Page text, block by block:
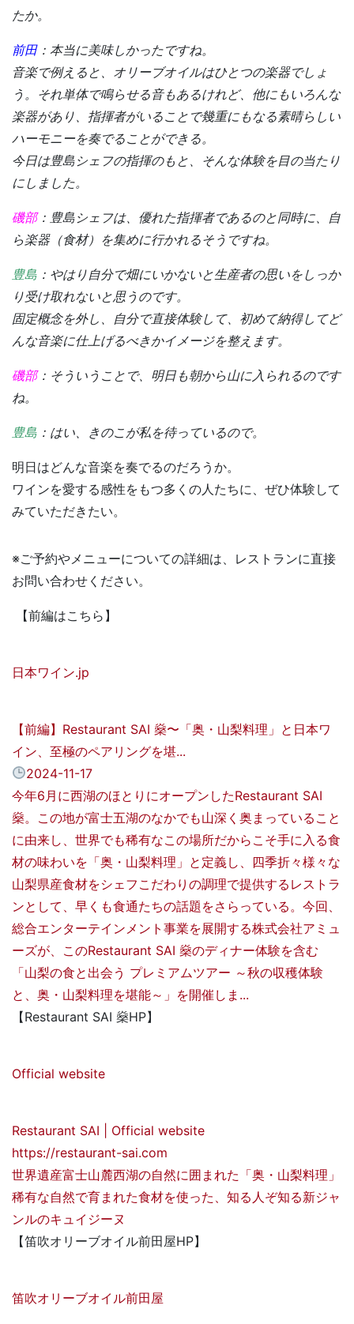
たか。
前田：本当に美味しかったですね。
音楽で例えると、オリーブオイルはひとつの楽器でしょ
う。それ単体で鳴らせる音もあるけれど、他にもいろんな
楽器があり、指揮者がいることで幾重にもなる素晴らしい
ハーモニーを奏でることができる。
今日は豊島シェフの指揮のもと、そんな体験を目の当たり
にしました。
磯部：豊島シェフは、優れた指揮者であるのと同時に、自
ら楽器（食材）を集めに行かれるそうですね。
豊島 ：やはり自分で畑にいかないと生産者の思いをしっか
り受け取れないと思うのです。
固定概念を外し、自分で直接体験して、初めて納得してど
んな音楽に仕上げるべきかイメージを整えます。
磯部：そういうことで、明日も朝から山に入られるのです
ね。
豊島 ：はい、きのこが私を待っているので。
明日はどんな音楽を奏でるのだろうか。
ワインを愛する感性をもつ多くの人たちに、ぜひ体験して
みていただきたい。
※ご予約やメニューについての詳細は、レストランに直接
お問い合わせください。
【前編はこちら】
日本ワイン.jp
【前編】Restaurant SAI 燊〜「奥・山梨料理」と日本ワ
イン、至極のペアリングを堪...
2024-11-17
今年6月に西湖のほとりにオープンしたRestaurant SAI
燊。この地が富士五湖のなかでも山深く奥まっていること
に由来し、世界でも稀有なこの場所だからこそ手に入る食
材の味わいを「奥・山梨料理」と定義し、四季折々様々な
山梨県産食材をシェフこだわりの調理で提供するレストラ
ンとして、早くも食通たちの話題をさらっている。今回、
総合エンターテインメント事業を展開する株式会社アミュ
ーズが、このRestaurant SAI 燊のディナー体験を含む
「山梨の食と出会う プレミアムツアー ～秋の収穫体験
と、奥・山梨料理を堪能～」を開催しま...
【Restaurant SAI 燊HP】
Official website
Restaurant SAI | Official website
https://restaurant-sai.com
世界遺産富士⼭麓⻄湖の自然に囲まれた「奥・⼭梨料理」
稀有な自然で育まれた食材を使った、知る人ぞ知る新ジャ
ンルのキュイジーヌ
【笛吹オリーブオイル前田屋HP】
笛吹オリーブオイル前田屋